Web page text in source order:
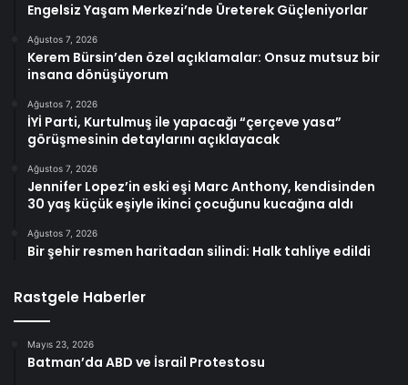
Engelsiz Yaşam Merkezi’nde Üreterek Güçleniyorlar
Ağustos 7, 2026
Kerem Bürsin’den özel açıklamalar: Onsuz mutsuz bir
insana dönüşüyorum
Ağustos 7, 2026
İYİ Parti, Kurtulmuş ile yapacağı “çerçeve yasa”
görüşmesinin detaylarını açıklayacak
Ağustos 7, 2026
Jennifer Lopez’in eski eşi Marc Anthony, kendisinden
30 yaş küçük eşiyle ikinci çocuğunu kucağına aldı
Ağustos 7, 2026
Bir şehir resmen haritadan silindi: Halk tahliye edildi
Rastgele Haberler
Mayıs 23, 2026
Batman’da ABD ve İsrail Protestosu